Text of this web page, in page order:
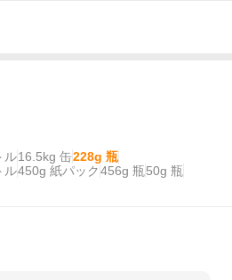
ル16.5kg 缶228g 瓶
ル450g 紙パック456g 瓶50g 瓶